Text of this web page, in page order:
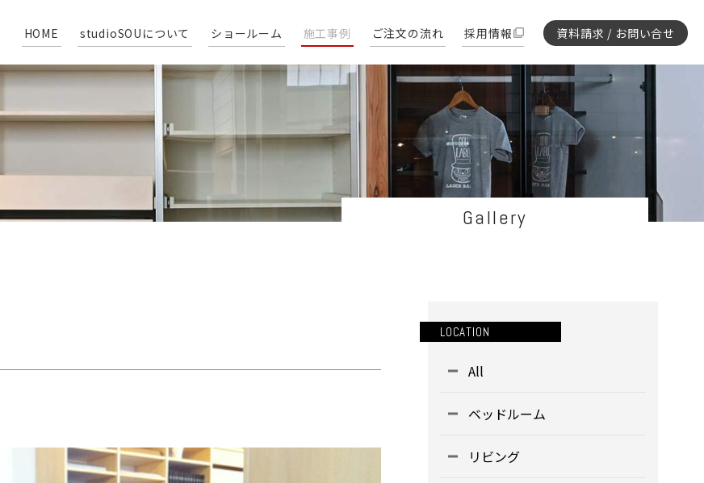
HOME studioSOUについて ショールーム 施工事例 ご注文の流れ 採用情報 資料請求 / お問い合せ
Gallery
LOCATION
All
ベッドルーム
リビング